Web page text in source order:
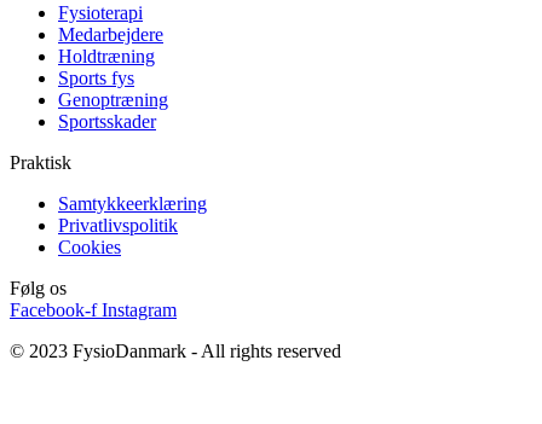
Fysioterapi
Medarbejdere
Holdtræning
Sports fys
Genoptræning
Sportsskader
Praktisk
Samtykkeerklæring
Privatlivspolitik
Cookies
Følg os
Facebook-f Instagram
© 2023 FysioDanmark - All rights reserved